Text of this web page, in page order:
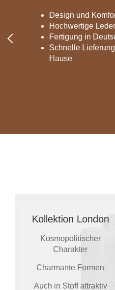
Vitrine
Eckschrank
Massivholzschrank
Schuhschrank
Design und
Hochwertige
Fertigung in
Schnelle
Hause
Kollektion London
Kosmopolitischer
Charakter
Charmante Formen
Auch in Stoff attraktiv
Fronten renovieren
Für Dachschrägen
Regale
White Living